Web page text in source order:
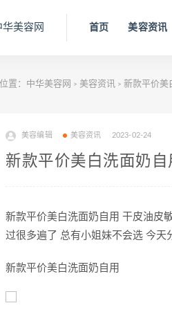
首页 美容资讯
置： 中华美容网 > 美容资讯 > 新款平价美
美容编辑 美容资讯 2023-02-24
新款平价美白洗面奶
新款平价美白洗面奶自用 干皮油皮
过很多遍了 总有小姐妹不会选 今天
新款平价美白洗面奶自用